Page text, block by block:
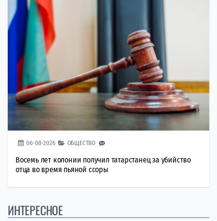
06-08-2026 ОБЩЕСТВО
Восемь лет колонии получил татарстанец за убийство
отца во время пьяной ссоры
ИНТЕРЕСНОЕ